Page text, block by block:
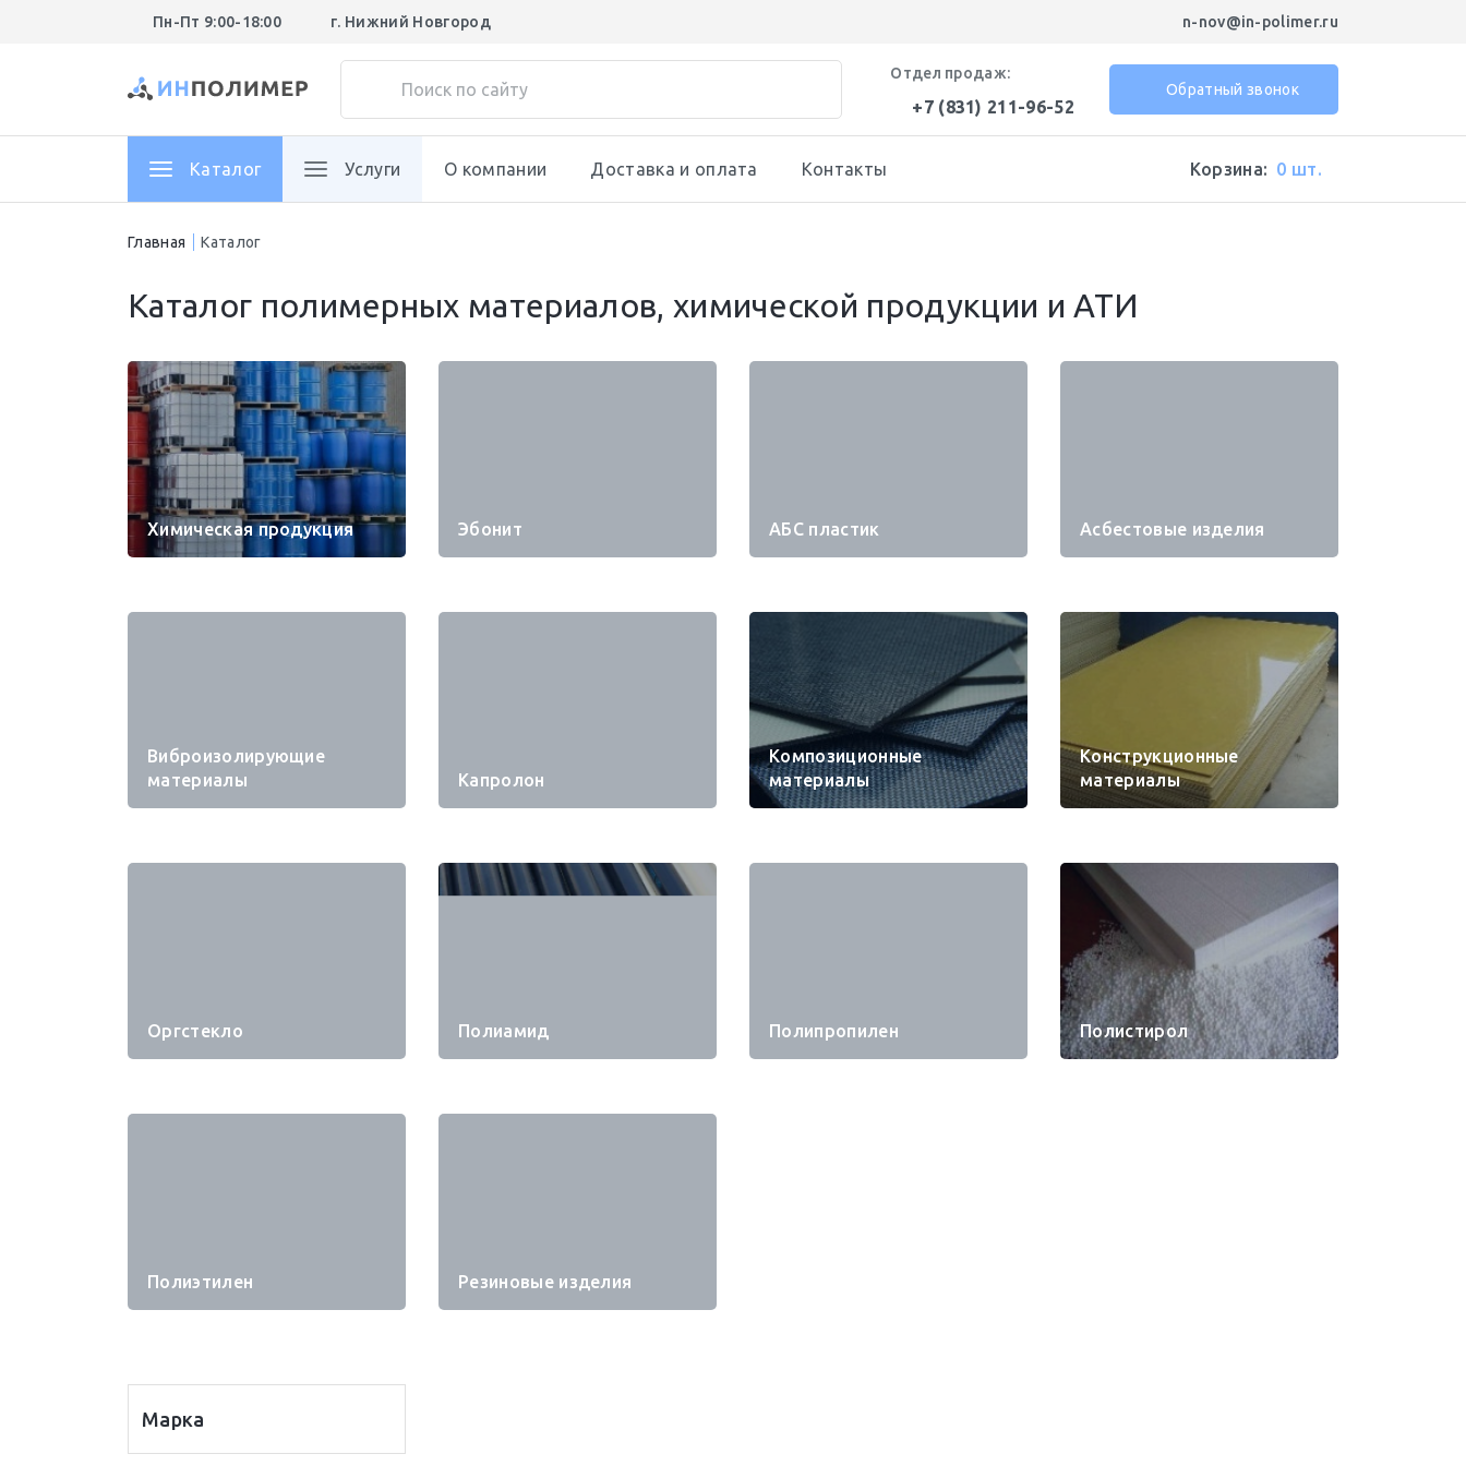
Пн-Пт 9:00-18:00 г. Нижний Новгород n-nov@in-polimer.ru
Отдел продаж:
+7 (831) 211-96-52
Обратный звонок
Каталог Услуги О компании Доставка и оплата Контакты Корзина: 0 шт.
Главная Каталог
Каталог полимерных материалов, химической продукции и АТИ
Химическая продукция Эбонит АБС пластик Асбестовые изделия
Виброизолирующие
материалы
Капролон
Композиционные
материалы
Конструкционные
материалы
Оргстекло Полиамид Полипропилен Полистирол
Полиэтилен Резиновые изделия
Марка